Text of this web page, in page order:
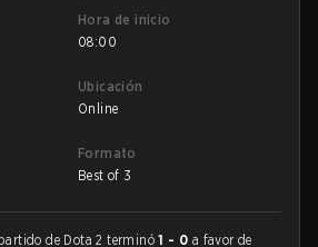
Hora de inicio
08:00
Ubicación
Online
Formato
Best of 3
de Dota 2 terminó1 - 0 a favor de